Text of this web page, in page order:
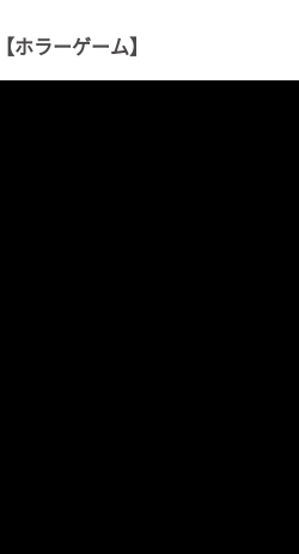
ラーゲーム】